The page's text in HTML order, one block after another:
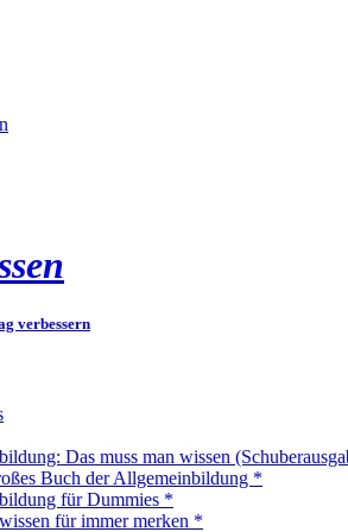
verbessern
Das muss man wissen
Buch der Allgemeinbildung *
für Dummies *
für immer merken *